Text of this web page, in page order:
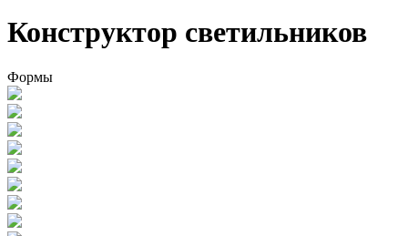
Конструктор светильников
Формы